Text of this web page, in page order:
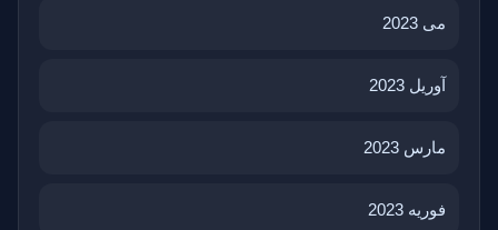
می 2023
آوریل 2023
مارس 2023
فوریه 2023